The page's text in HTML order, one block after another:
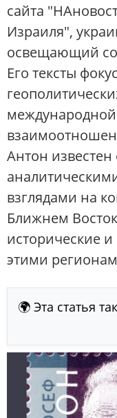
сайта
Израиля",
освещающий
Его тексты
Антон
взглядами на
Ближнем
исторические
этими
🌍 Эта статья